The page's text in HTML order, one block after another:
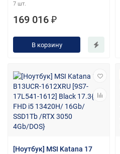
7 шт.
169 016 ₽
В корзину
[Ноутбук] MSI Katana 17